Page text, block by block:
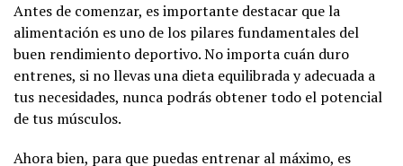
Antes de comenzar, es importante destacar que la
alimentación es uno de los pilares fundamentales del
buen rendimiento deportivo. No importa cuán duro
entrenes, si no llevas una dieta equilibrada y adecuada a
tus necesidades, nunca podrás obtener todo el potencial
de tus músculos.
Ahora bien, para que puedas entrenar al máximo, es